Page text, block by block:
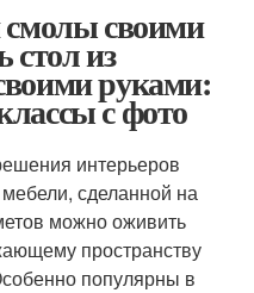
смолы своими
стол из
руками:
с фото
интерьеров
сделанной на
можно оживить
пространству
популярны в